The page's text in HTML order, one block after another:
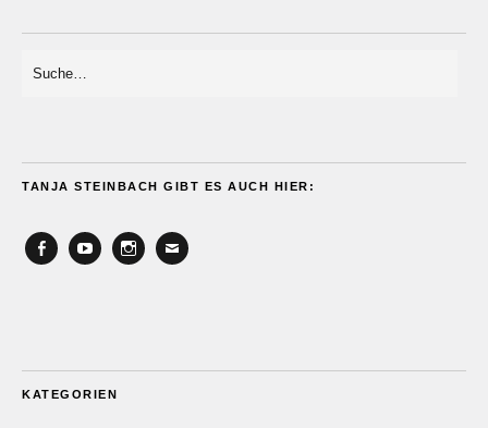
TANJA STEINBACH GIBT ES AUCH HIER:
KATEGORIEN